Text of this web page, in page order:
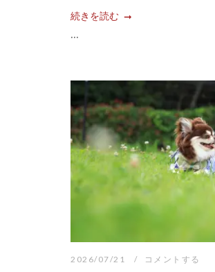
続きを読む
...
2026/07/21 コメントする